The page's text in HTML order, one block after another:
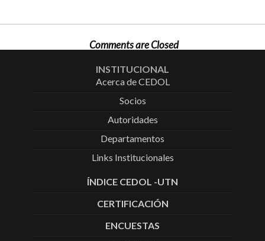
Comments are Closed
INSTITUCIONAL
Acerca de CEDOL
Socios
Autoridades
Departamentos
Links Institucionales
ÍNDICE CEDOL -UTN
CERTIFICACIÓN
ENCUESTAS